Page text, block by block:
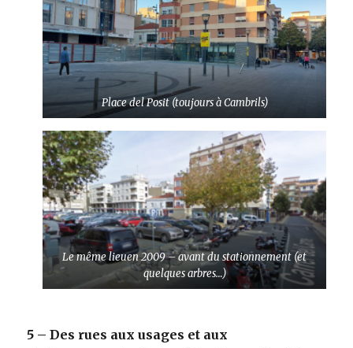
Place del Posit (toujours à Cambrils)
Le même lieuen 2009 – avant du stationnement (et
quelques arbres…)
5 – Des rues aux usages et aux